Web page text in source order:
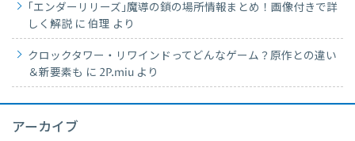
｢エンダーリリーズ｣魔導の鎖の場所情報まとめ！画像付きで詳
しく解説 に 伯理 より
クロックタワー・リワインドってどんなゲーム？原作との違い
＆新要素も に 2P.miu より
アーカイブ